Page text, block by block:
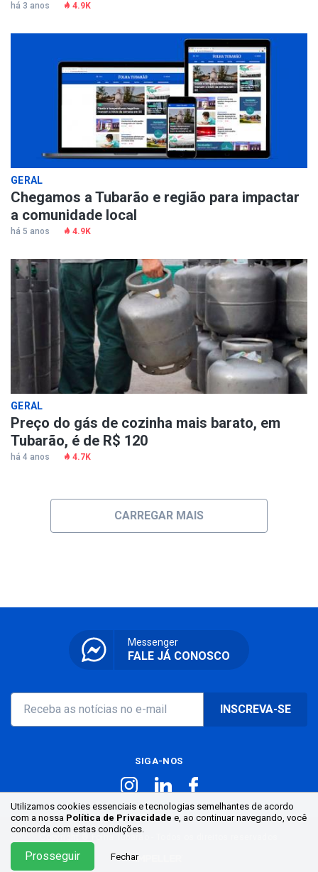
há 3 anos 4.9K
GERAL
Chegamos a Tubarão e região para impactar
a comunidade local
há 5 anos 4.9K
GERAL
Preço do gás de cozinha mais barato, em
Tubarão, é de R$ 120
há 4 anos 4.7K
CARREGAR MAIS
Utilizamos cookies essenciais e tecnologias semelhantes de acordo
com a nossa Política de Privacidade e, ao continuarnavegando, você
concorda com estas condições.
Prosseguir Fechar
Messenger
FALE JÁ CONOSCO
INSCREVA-SE
SIGA-NOS
Copyright ® Folha Tubarão - Todos os direitos reservados